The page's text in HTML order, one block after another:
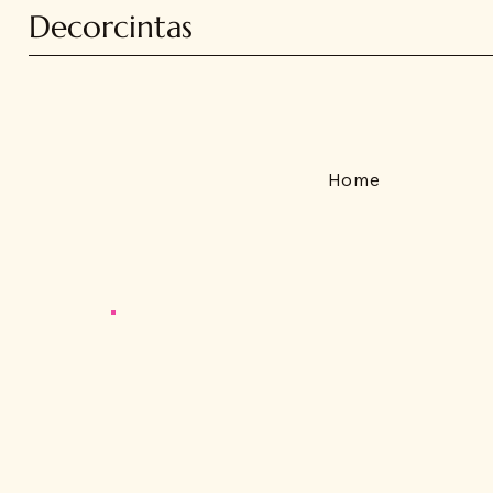
Decorcintas
Home